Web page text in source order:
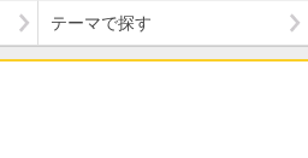
テーマで探す